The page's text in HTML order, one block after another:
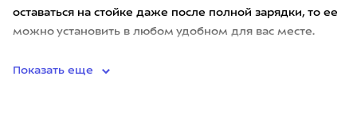
оставаться на стойке даже после полной зарядки, то ее
можно установить в любом удобном для вас месте.
Показать еще